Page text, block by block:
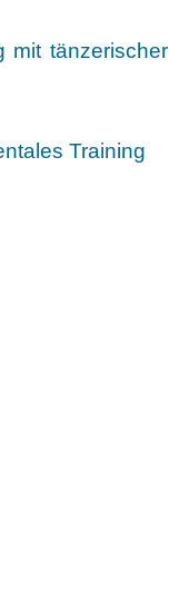
mit tänzerischer
Training